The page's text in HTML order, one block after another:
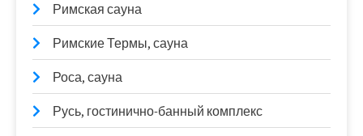
Римская сауна
Римские Термы, сауна
Роса, сауна
Русь, гостинично-банный комплекс